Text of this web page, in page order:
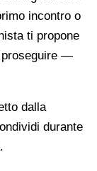
incontro o
ti propone
proseguire —
dalla
durante